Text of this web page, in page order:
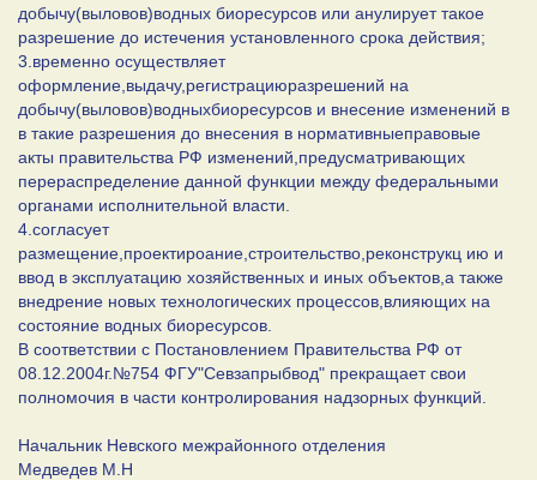
добычу(выловов)водных биоресурсов или анулирует такое
разрешение до истечения установленного срока действия;
3.временно осуществляет
оформление,выдачу,регистрациюразрешений на
добычу(выловов)водныхбиоресурсов и внесение изменений в
в такие разрешения до внесения в нормативныеправовые
акты правительства РФ изменений,предусматривающих
перераспределение данной функции между федеральными
органами исполнительной власти.
4.согласует
размещение,проектироание,строительство,реконструкц ию и
ввод в эксплуатацию хозяйственных и иных объектов,а также
внедрение новых технологических процессов,влияющих на
состояние водных биоресурсов.
В соответствии с Постановлением Правительства РФ от
08.12.2004г.№754 ФГУ"Севзапрыбвод" прекращает свои
полномочия в части контролирования надзорных функций.
Начальник Невского межрайонного отделения
Медведев М.Н